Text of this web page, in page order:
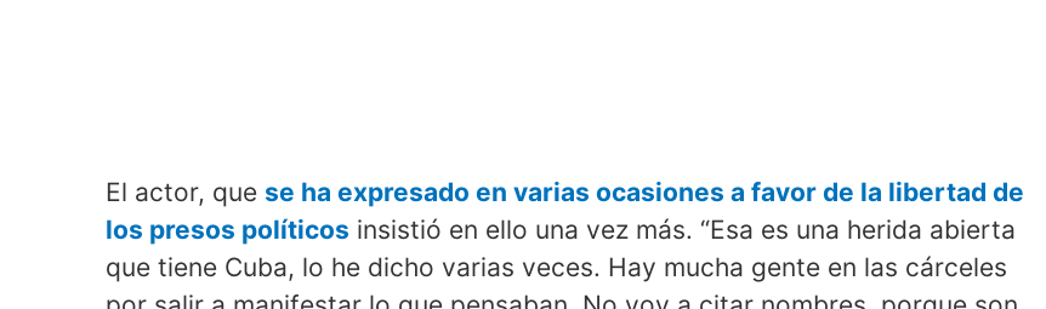
El actor, que se ha expresado en varias ocasiones a favor de la libertad de
los presos políticos insistió en ello una vez más. “Esa es una herida abierta
que tiene Cuba, lo he dicho varias veces. Hay mucha gente en las cárceles